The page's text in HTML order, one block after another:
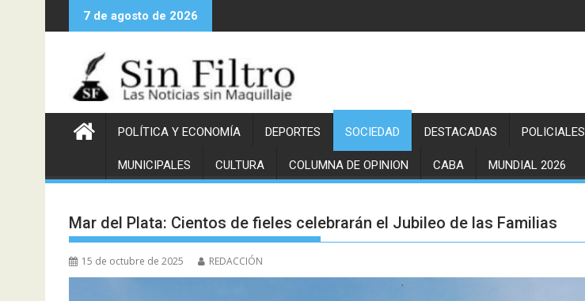
al
7 de agosto de 2026
POLÍTICA Y ECONOMÍA DEPORTES SOCIEDAD DESTACADAS POLICIALES
MUNICIPALES CULTURA COLUMNA DE OPINION CABA MUNDIAL 2026
Mar del Plata: Cientos de fieles celebrarán el Jubileo de las Familias
15 de octubre de 2025 REDACCIÓN